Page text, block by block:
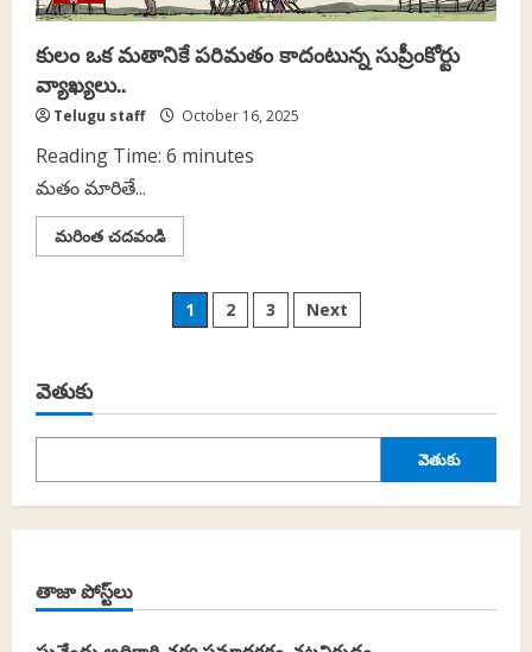
కులం ఒక మతానికే పరిమతం కాదంటున్న సుప్రీంకోర్టు
వ్యాఖ్యలు..
Telugu staff October 16, 2025
Reading Time: 6 minutes
మతం మారితే...
మరింత చదవండిRead
more
ఒక
మతానికే
పరిమతం
Posts
1 2 3 Next
వెతుకు
వెతుకు
తాజా పోస్ట్‌లు